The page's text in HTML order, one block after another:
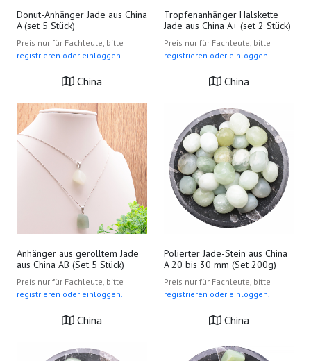
Donut-Anhänger Jade aus China
A (set 5 Stück)
Preis nur für Fachleute, bitte
registrieren oder einloggen.
China
Tropfenanhänger Halskette
Jade aus China A+ (set 2 Stück)
Preis nur für Fachleute, bitte
registrieren oder einloggen.
China
Anhänger aus gerolltem Jade
aus China AB (Set 5 Stück)
Preis nur für Fachleute, bitte
registrieren oder einloggen.
China
Polierter Jade-Stein aus China
A 20 bis 30 mm (Set 200g)
Preis nur für Fachleute, bitte
registrieren oder einloggen.
China